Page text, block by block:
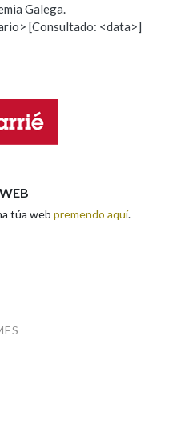
LIMPAR
un erro na palabra
Galega.
[Consultado: <data>]
túa web premendo aquí.